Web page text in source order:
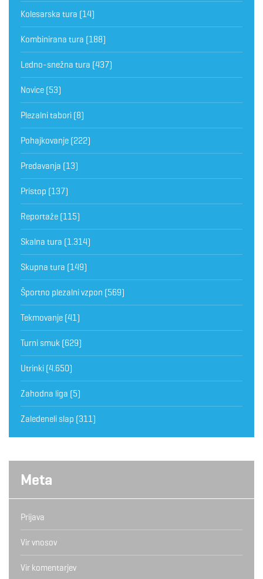
Kolesarska tura (14)
Kombinirana tura (188)
Ledno-snežna tura (437)
Novice (53)
Plezalni tabori (8)
Pohajkovanje (222)
Predavanja (13)
Pristop (137)
Reportaže (115)
Skalna tura (1.314)
Skupna tura (149)
Športno plezalni vzpon (569)
Tekmovanje (41)
Turni smuk (629)
Utrinki (4.650)
Zahodna liga (5)
Zaledeneli slap (311)
Meta
Prijava
Vir vnosov
Vir komentarjev